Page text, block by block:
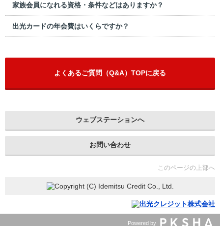
家族会員になれる資格・条件などはありますか？
出光カードの年会費はいくらですか？
よくあるご質問（Q&A）TOPに戻る
ウェブステーションへ
お問い合わせ
このページの上部へ
Powered by